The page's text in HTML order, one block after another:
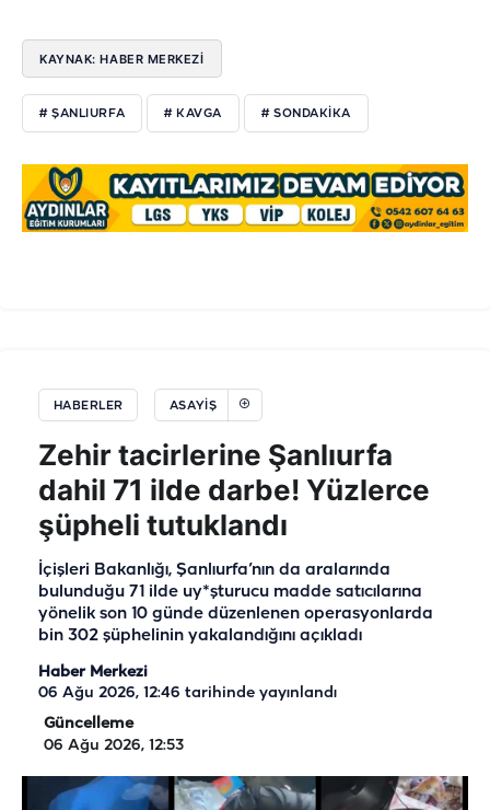
KAYNAK: HABER MERKEZİ
# ŞANLIURFA # KAVGA # SONDAKIKA
HABERLER ASAYIŞ
Zehir tacirlerine Şanlıurfa
dahil 71 ilde darbe! Yüzlerce
şüpheli tutuklandı
İçişleri Bakanlığı, Şanlıurfa’nın da aralarında
bulunduğu 71 ilde uy*şturucu madde satıcılarına
yönelik son 10 günde düzenlenen operasyonlarda
bin 302 şüphelinin yakalandığını açıkladı
Haber Merkezi
06 Ağu 2026, 12:46 tarihinde yayınlandı
Güncelleme
06 Ağu 2026, 12:53